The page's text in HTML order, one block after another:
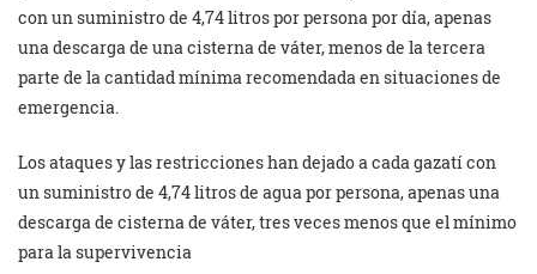
con un suministro de 4,74 litros por persona por día, apenas
una descarga de una cisterna de váter, menos de la tercera
parte de la cantidad mínima recomendada en situaciones de
emergencia.
Los ataques y las restricciones han dejado a cada gazatí con
un suministro de 4,74 litros de agua por persona, apenas una
descarga de cisterna de váter, tres veces menos que el mínimo
para la supervivencia